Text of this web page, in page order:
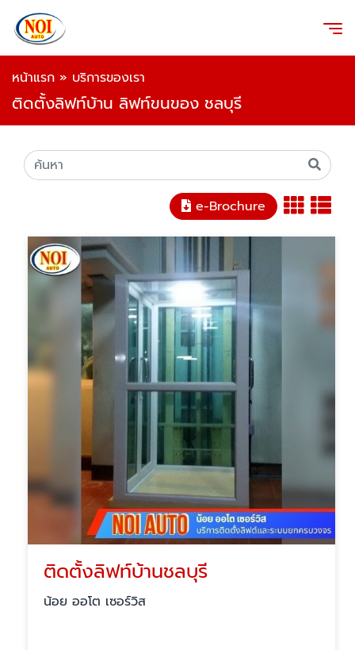
หน้าแรก » บริการของเรา
ติดตั้งลิฟท์บ้าน ลิฟท์ขนของ ชลบุรี
e-Brochure
ติดตั้งลิฟท์บ้านชลบุรี
น้อย ออโต เซอร์วิส